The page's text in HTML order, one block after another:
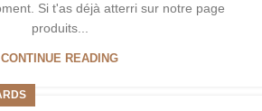
Si t'as déjà atterri sur notre page
produits...
CONTINUE READING